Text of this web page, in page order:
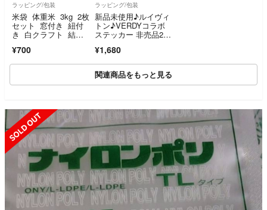
ラッピング/包装
米袋 体重米 3kg 2枚
セット 窓付き 紐付
き 白クラフト 結婚
¥700
ラッピング/包装
新品未使用♪ルイヴィ
トン♪VERDYコラボ
ステッカー 非売品2枚
¥1,680
関連商品をもっと見る
SOLD OUT